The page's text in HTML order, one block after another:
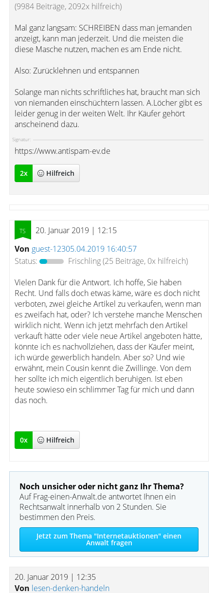
(9984 Beiträge, 2092x hilfreich)
Mal ganz langsam: SCHREIBEN dass man jemanden
anzeigt, kann man jederzeit. Und die meisten die
diese Masche nutzen, machen es am Ende nicht.
Also: Zurücklehnen und entspannen
Solange man nichts schriftliches hat, braucht man sich
von niemanden einschüchtern lassen. A.Löcher gibt es
leider genug in der weiten Welt. Ihr Käufer gehört
anscheinend dazu.
Signatur:
https://www.antispam-ev.de
2x Hilfreich
20. Januar 2019 | 12:15
Von guest-12305.04.2019 16:40:57
Status:
Frischling(25 Beiträge, 0x hilfreich)
Vielen Dank für die Antwort. Ich hoffe, Sie haben
Recht. Und falls doch etwas käme, wäre es doch nicht
verboten, zwei gleiche Artikel zu verkaufen, wenn man
es zweifach hat, oder? Ich verstehe manche Menschen
wirklich nicht. Wenn ich jetzt mehrfach den Artikel
verkauft hätte oder viele neue Artikel angeboten hätte,
könnte ich es nachvollziehen, dass der Käufer meint,
ich würde gewerblich handeln. Aber so? Und wie
erwähnt, mein Cousin kennt die Zwillinge. Von dem
her sollte ich mich eigentlich beruhigen. Ist eben
heute sowieso ein schlimmer Tag für mich und dann
das noch.
0x Hilfreich
Noch unsicher oder nicht ganz Ihr Thema?
Auf Frag-einen-Anwalt.de antwortet Ihnen ein
Rechtsanwalt innerhalb von 2 Stunden. Sie
bestimmen den Preis.
Jetzt zum Thema "Internetauktionen" einen
Anwalt fragen
20. Januar 2019 | 12:35
Von lesen-denken-handeln